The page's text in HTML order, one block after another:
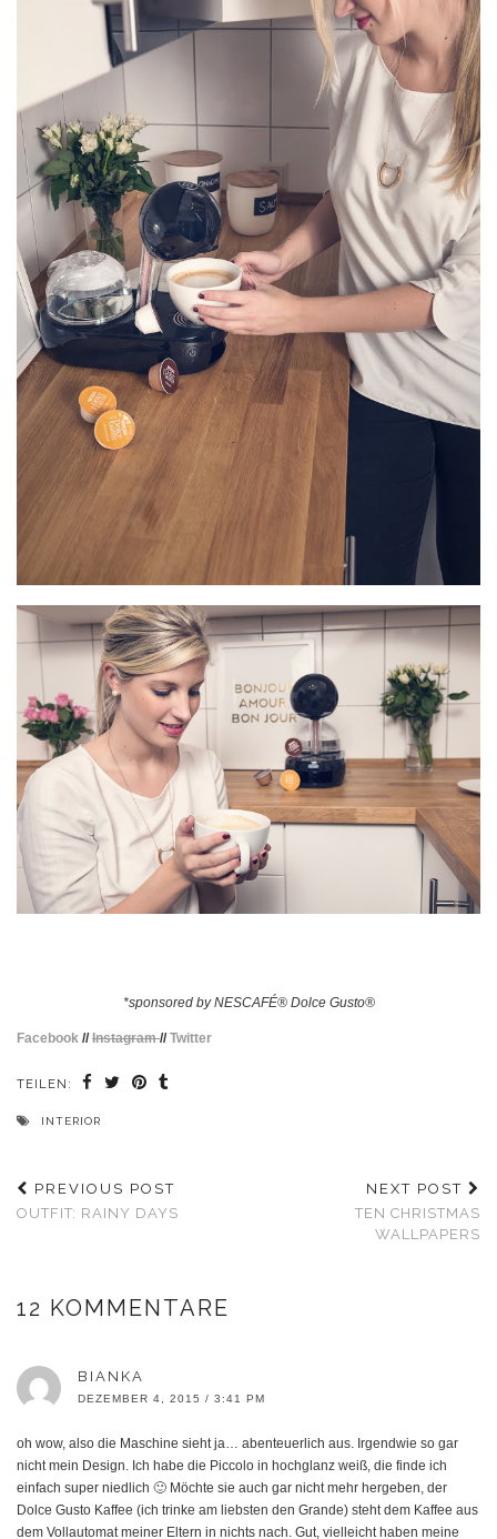
*sponsored by NESCAFÉ® Dolce Gusto®
Facebook //Instagram//Twitter
TEILEN:
INTERIOR
PREVIOUS POST
OUTFIT: RAINY DAYS
NEXT POST
TEN CHRISTMAS
WALLPAPERS
12 KOMMENTARE
BIANKA
DEZEMBER 4, 2015 / 3:41 PM
oh wow, also die Maschine sieht ja… abenteuerlich aus. Irgendwie so gar
nicht mein Design. Ich habe die Piccolo in hochglanz weiß, die finde ich
einfach super niedlich 🙂 Möchte sie auch gar nicht mehr hergeben, der
Dolce Gusto Kaffee (ich trinke am liebsten den Grande) steht dem Kaffee aus
dem Vollautomat meiner Eltern in nichts nach. Gut, vielleicht haben meine